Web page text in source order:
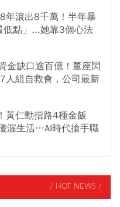
年滾出8千萬！半年暴
低點」...她靠3個心法
金缺口逾百億！董座閃
組自救會，公司最新
黃仁勳指路4種金飯
渥生活…AI時代搶手職
/ HOT NEWS /